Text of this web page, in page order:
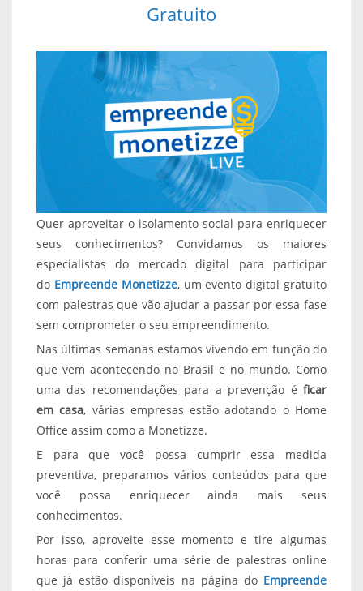
Gratuito
Quer aproveitar o isolamento social para enriquecer
seus conhecimentos? Convidamos os maiores
especialistas do mercado digital para participar
do Empreende Monetizze, um evento digital gratuito
com palestras que vão ajudar a passar por essa fase
sem comprometer o seu empreendimento.
Nas últimas semanas estamos vivendo em função do
que vem acontecendo no Brasil e no mundo. Como
uma das recomendações para a prevenção é ficar
em casa, várias empresas estão adotando o Home
Office assim como a Monetizze.
E para que você possa cumprir essa medida
preventiva, preparamos vários conteúdos para que
você possa enriquecer ainda mais seus
conhecimentos.
Por isso, aproveite esse momento e tire algumas
horas para conferir uma série de palestras online
que já estão disponíveis na página do Empreende